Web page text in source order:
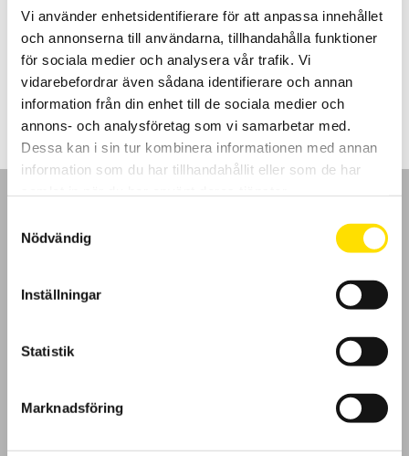
Vi använder enhetsidentifierare för att anpassa innehållet
och annonserna till användarna, tillhandahålla funktioner
för sociala medier och analysera vår trafik. Vi
vidarebefordrar även sådana identifierare och annan
information från din enhet till de sociala medier och
annons- och analysföretag som vi samarbetar med.
Dessa kan i sin tur kombinera informationen med annan
information som du har tillhandahållit eller som de har
Nödvändig
Inställningar
Statistik
Marknadsföring
48 x 24 mm. Med ingångar för V, mA, TRMS AC, Hz, PT100 och
resistans. Programmerbara skalor och modeller med max- min
funktion och inställbara larm.
LÄS MER